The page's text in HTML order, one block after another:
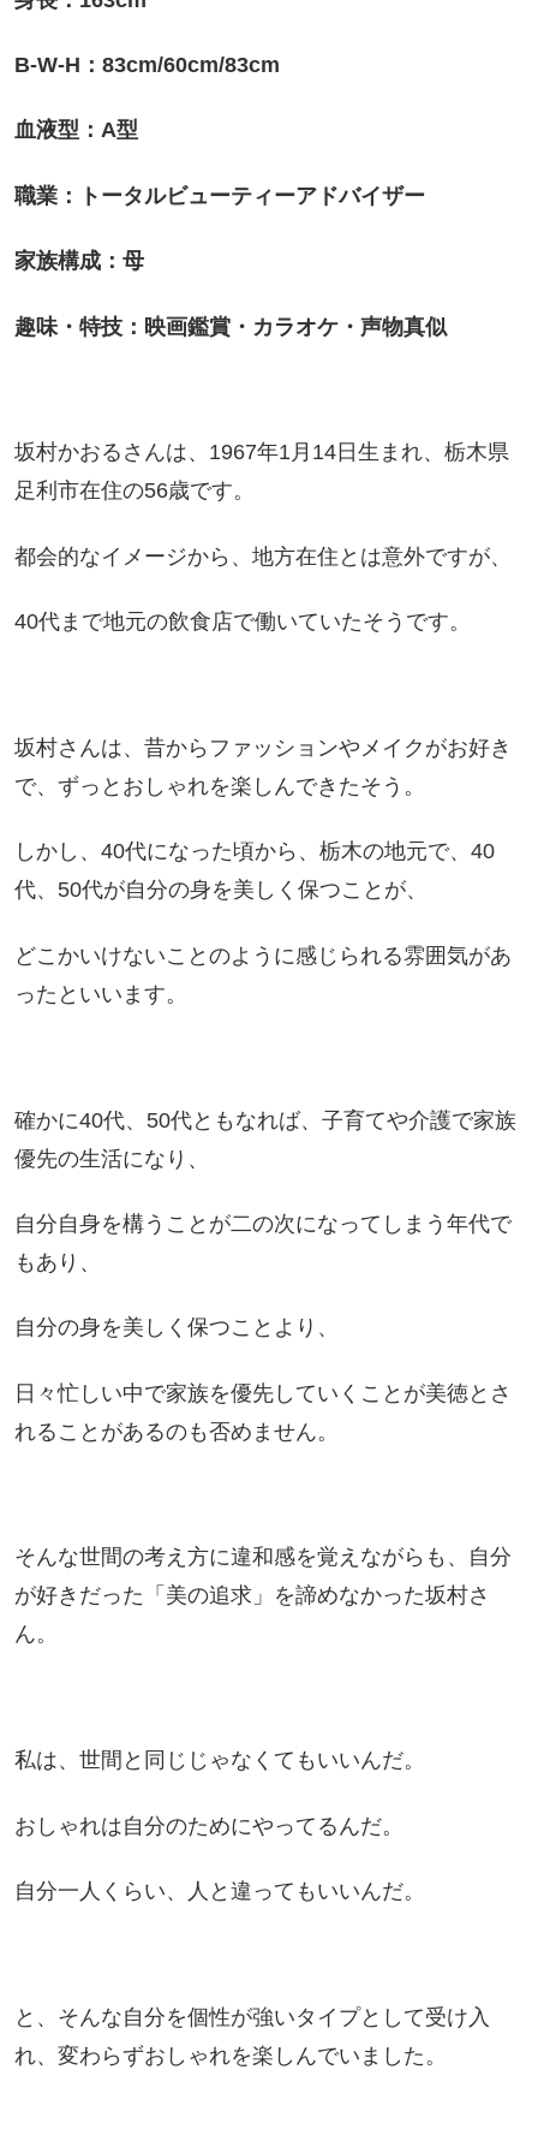
B-W-H：83cm/60cm/83cm
血液型：A型
職業：トータルビューティーアドバイザー
家族構成：母
趣味・特技：映画鑑賞・カラオケ・声物真似
坂村かおるさんは、1967年1月14日生まれ、栃木県
足利市在住の56歳です。
都会的なイメージから、地方在住とは意外ですが、
40代まで地元の飲食店で働いていたそうです。
坂村さんは、昔からファッションやメイクがお好き
で、 ずっとおしゃれを楽しんできたそう。
しかし、40代になった頃から、栃木の地元で、40
代、50代が自分の身を美しく保つことが、
どこかいけないことのように感じられる雰囲気があ
ったといいます。
確かに40代、50代ともなれば、子育てや介護で家族
優先の生活になり、
自分自身を構うことが二の次になってしまう年代で
もあり、
自分の身を美しく保つことより、
日々忙しい中で家族を優先していくことが美徳とさ
れることがあるのも否めません。
そんな世間の考え方に違和感を覚えながらも、自分
が好きだった「美の追求」を諦めなかった坂村さ
ん。
私は、世間と同じじゃなくてもいいんだ。
おしゃれは自分のためにやってるんだ。
自分一人くらい、人と違ってもいいんだ。
と、そんな自分を個性が強いタイプとして受け入
れ、変わらずおしゃれを楽しんでいました。